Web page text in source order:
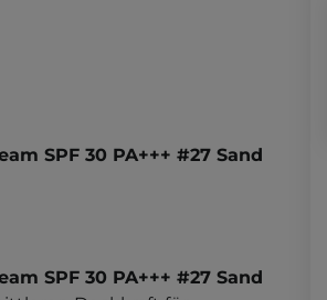
SPF 30 PA+++ #27 Sand
SPF 30 PA+++ #27 Sand